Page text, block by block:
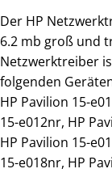
Der HP
6.2 mb groß und
Netzwerktreiber
folgenden
HP Pavilion 15-
15-e012nr, HP
HP Pavilion 15-
15-e018nr, HP